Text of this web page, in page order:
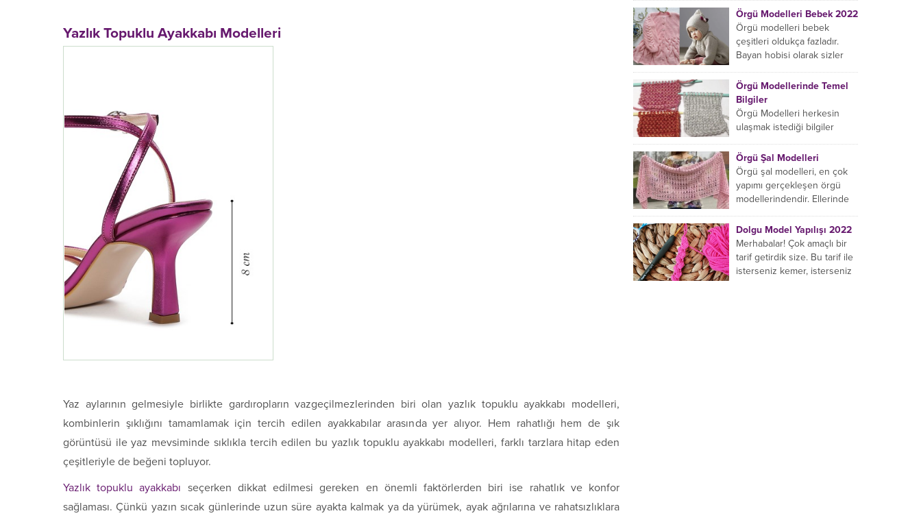
Yazlık Topuklu Ayakkabı Modelleri
Yaz aylarının gelmesiyle birlikte gardıropların vazgeçilmezlerinden biri olan yazlık topuklu ayakkabı modelleri,
kombinlerin şıklığını tamamlamak için tercih edilen ayakkabılar arasında yer alıyor. Hem rahatlığı hem de şık
görüntüsü ile yaz mevsiminde sıklıkla tercih edilen bu yazlık topuklu ayakkabı modelleri, farklı tarzlara hitap eden
çeşitleriyle de beğeni topluyor.
Yazlık topuklu ayakkabı seçerken dikkat edilmesi gereken en önemli faktörlerden biri ise rahatlık ve konfor
sağlaması. Çünkü yazın sıcak günlerinde uzun süre ayakta kalmak ya da yürümek, ayak ağrılarına ve rahatsızlıklara
rahatlatıcıdır. Bunun dışında
örgü örmede yaratıcı olmak...
Örgü Modelleri Bebek 2022
Örgü modelleri bebek
çeşitleri oldukça fazladır.
Bayan hobisi olarak sizler
Bu açıdan sizlere birkaç
örnek vereceğiz....
Örgü Modellerinde Temel
Bilgiler
Örgü Modelleri herkesin
ulaşmak istediği bilgiler
olarak girmiş olduğumuz
içeriğe hoş geldiniz. Bu
konuda yeniyseniz, Örgü
Modellerinin...
Örgü Şal Modelleri
Örgü şal modelleri, en çok
yapımı gerçekleşen örgü
modellerindendir. Ellerinde
yaptığı birçok farklı şal
modeli mevcuttur....
Dolgu Model Yapılışı 2022
Merhabalar! Çok amaçlı bir
tarif getirdik size. Bu tarif ile
isterseniz kemer, isterseniz